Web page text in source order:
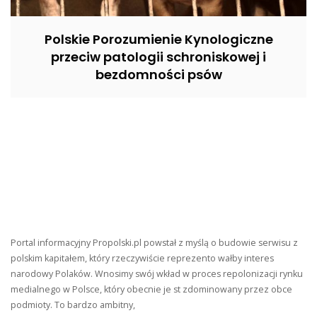
Polskie Porozumienie Kynologiczne
przeciw patologii schroniskowej i
bezdomności psów
Portal informacyjny Propolski.pl powstał z myślą o budowie serwisu z
polskim kapitałem, który rzeczywiście reprezento wałby interes
narodowy Polaków. Wnosimy swój wkład w proces repolonizacji rynku
medialnego w Polsce, który obecnie je st zdominowany przez obce
podmioty. To bardzo ambitny,